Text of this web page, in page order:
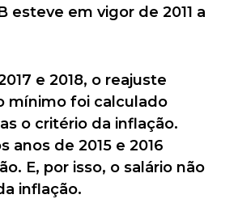
esteve em vigor de 2011 a
e 2018, o reajuste
mínimo foi calculado
o critério da inflação.
anos de 2015 e 2016
E, por isso, o salário não
inflação.